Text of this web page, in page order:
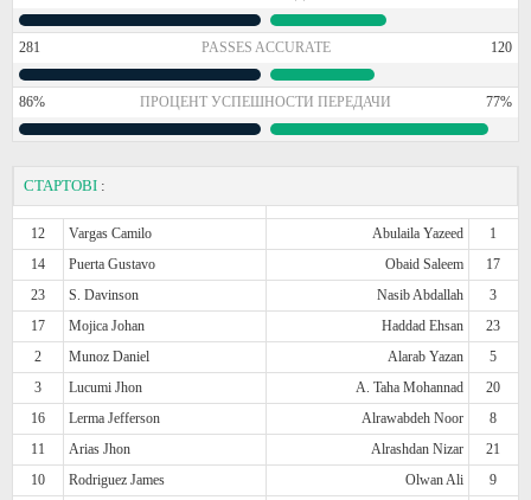
281 PASSES ACCURATE 120
86% ПРОЦЕНТ УСПЕШНОСТИ ПЕРЕДАЧИ 77%
СТАРТОВІ :
12 Vargas Camilo Abulaila Yazeed
1
14
Puerta Gustavo Obaid Saleem
17
23
S. Davinson Nasib Abdallah
3
17
Mojica Johan Haddad Ehsan
23
2
Munoz Daniel Alarab Yazan
5
3
Lucumi Jhon A. Taha Mohannad
20
16
Lerma Jefferson Alrawabdeh Noor
8
11
Arias Jhon Alrashdan Nizar
21
10
Rodriguez James Olwan Ali
9